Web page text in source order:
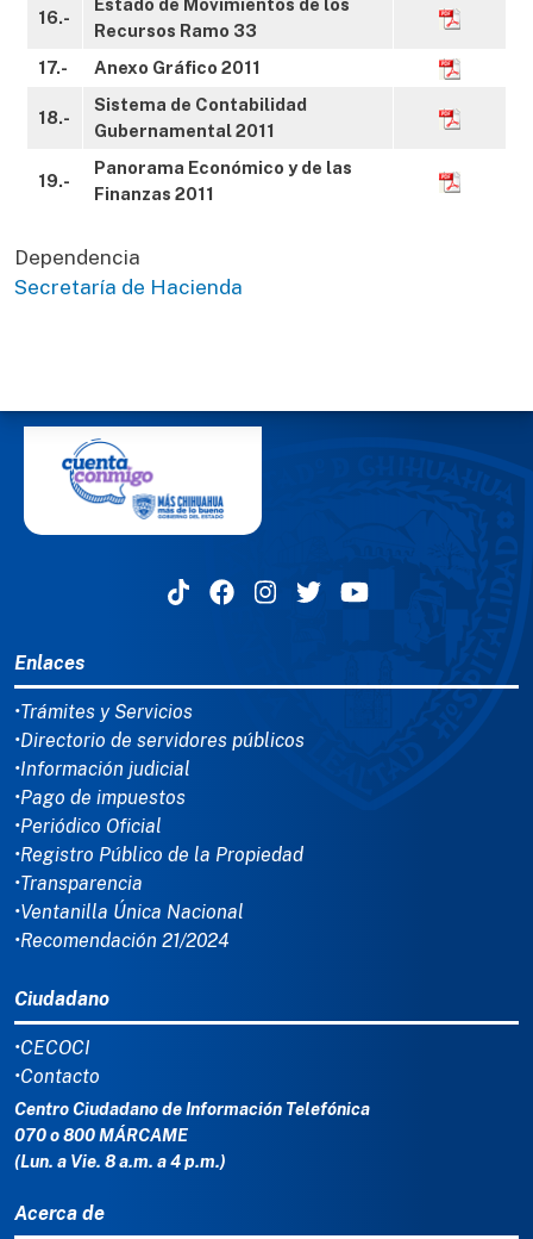
16.-
Estado de Movimientos de los
Recursos Ramo 33
17.-
Anexo Gráfico 2011
18.-
Sistema de Contabilidad
Gubernamental 2011
19.-
Panorama Económico y de las
Finanzas 2011
Dependencia
Secretaría de Hacienda
Enlaces
•Trámites y Servicios
•Directorio de servidores públicos
•Información judicial
•Pago de impuestos
•Periódico Oficial
•Registro Público de la Propiedad
•Transparencia
•Ventanilla Única Nacional
•Recomendación 21/2024
Ciudadano
•CECOCI
•Contacto
Centro Ciudadano de Información Telefónica
070 o 800 MÁRCAME
(Lun. a Vie. 8 a.m. a 4 p.m.)
Acerca de